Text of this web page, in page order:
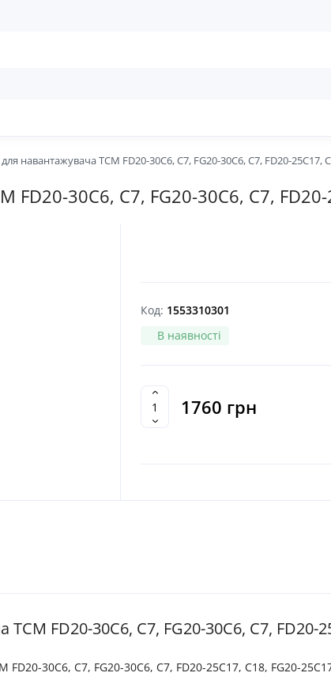
навантажувача TCM FD20-30C6, C7, FG20-30C6, C7, FD20-25C17,
30C6, C7, FG20-30C6, C7, FD20-
Код: 1553310301
В наявності
1760 грн
FD20-30C6, C7, FG20-30C6, C7, FD20-
FD20-30C6, C7, FG20-30C6, C7, FD20-25C17, C18, FG20-